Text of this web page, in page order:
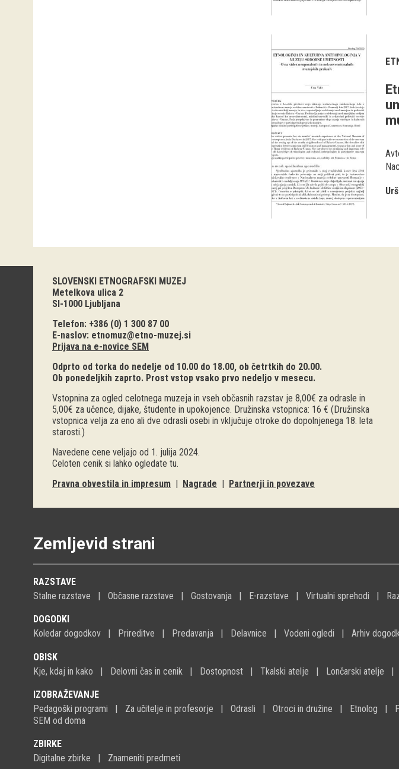
SLOVENSKI ETNOGRAFSKI MUZEJ
Metelkova ulica 2
SI-1000 Ljubljana
Telefon: +386 (0) 1 300 87 00
E-naslov: etnomuz@etno-muzej.si
Prijava na e-novice SEM
Odprto od torka do nedelje od 10.00 do 18.00, ob četrtkih do 20.00.
Ob ponedeljkih zaprto. Prost vstop vsako prvo nedeljo v mesecu.
Vstopnina za ogled celotnega muzeja in vseh občasnih razstav je 8,00€ za odrasle in
5,00€ za učence, dijake, študente in upokojence. Družinska vstopnica: 16 € (Družinska
vstopnica velja za eno ali dve odrasli osebi in vključuje otroke do dopolnjenega 18. leta
starosti.)
Navedene cene veljajo od 1. julija 2024.
Celoten cenik si lahko ogledate tu.
Pravna obvestila in impresum | Nagrade | Partnerji in povezave
Zemljevid strani
RAZSTAVE
Stalne razstave
Občasne razstave Gostovanja E-razstave Virtualni sprehodi
DOGODKI
Koledar dogodkov
Prireditve Predavanja Delavnice Vodeni ogledi Arhiv
OBISK
Kje, kdaj in kako
Delovni čas in cenik Dostopnost Tkalski atelje Lončarski atelje
IZOBRAŽEVANJE
Pedagoški programi
Za učitelje in profesorje Odrasli Otroci in družine Etnolog
SEM od doma
ZBIRKE
Digitalne zbirke
Znameniti predmeti